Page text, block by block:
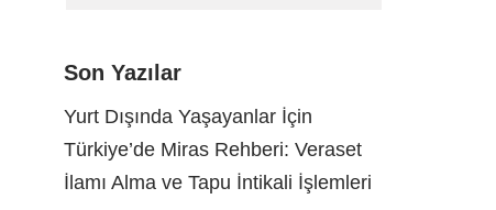
Son Yazılar
Yurt Dışında Yaşayanlar İçin
Türkiye’de Miras Rehberi: Veraset
İlamı Alma ve Tapu İntikali İşlemleri